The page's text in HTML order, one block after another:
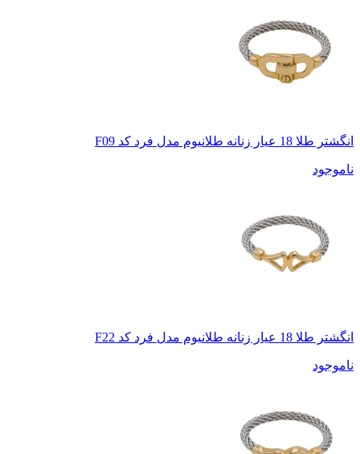
انگشتر طلا 18 عیار زنانه طلانیوم مدل فرد کد F09
ناموجود
انگشتر طلا 18 عیار زنانه طلانیوم مدل فرد کد F22
ناموجود